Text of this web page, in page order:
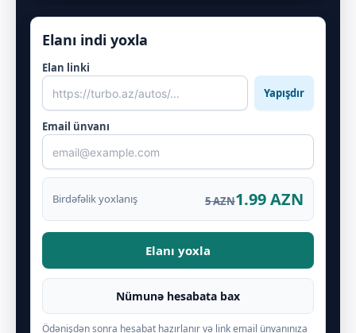
Elanı indi yoxla
Elan linki
Yapışdır
Email ünvanı
Birdəfəlik yoxlanış 5 AZN1.99 AZN
Elanı yoxla
Nümunə hesabata bax
Ödənişdən sonra hesabat hazırlanır və link email ünvanınıza